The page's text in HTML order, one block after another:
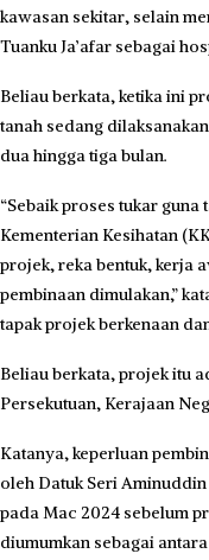
kawasan sekitar, selain
Tuanku Ja’afar sebagai
Beliau berkata, ketika ini
tanah sedang
dua hingga tiga bulan.
“Sebaik proses tukar
Kementerian Kesihatan
projek, reka bentuk, kerja
pembinaan dimulakan,”
tapak projek berkenaan
Beliau berkata, projek itu
Persekutuan, Kerajaan
Katanya, keperluan
oleh Datuk Seri
pada Mac 2024 sebelum
diumumkan sebagai